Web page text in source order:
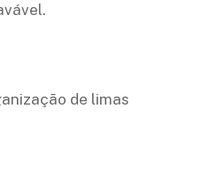
de limas